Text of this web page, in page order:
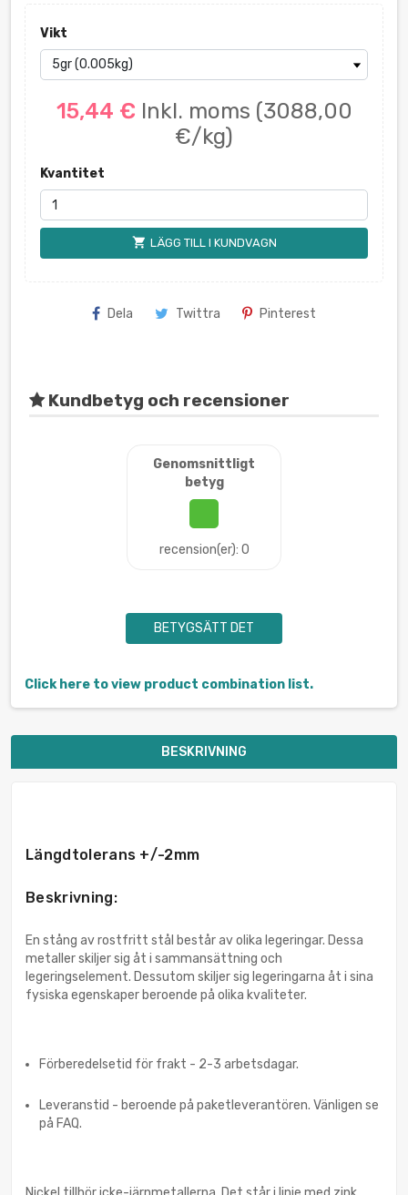
Vikt
15,44 € Inkl. moms (3088,00
€/kg)
Kvantitet
shopping_cart LÄGG TILL I KUNDVAGN
Dela Twittra Pinterest
Kundbetyg och recensioner
Genomsnittligt
betyg
recension(er): 0
BETYGSÄTT DET
Click here to view product combination list.
BESKRIVNING
Längdtolerans +/-2mm
Beskrivning:
En stång av rostfritt stål består av olika legeringar. Dessa
metaller skiljer sig åt i sammansättning och
legeringselement. Dessutom skiljer sig legeringarna åt i sina
fysiska egenskaper beroende på olika kvaliteter.
Förberedelsetid för frakt - 2-3 arbetsdagar.
Leveranstid - beroende på paketleverantören. Vänligen se
på FAQ.